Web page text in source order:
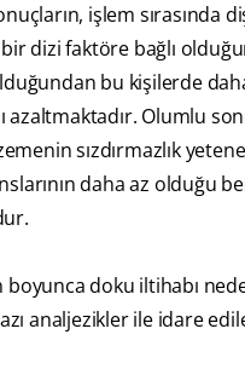
işlem
bir dizi faktöre bağlı
bu kişilerde
azaltmaktadır. Olumlu
sızdırmazlık
daha az olduğu
doku iltihabı
analjezikler ile idare